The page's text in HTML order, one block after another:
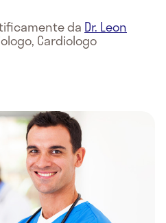
da Dr. Leon
Cardiologo